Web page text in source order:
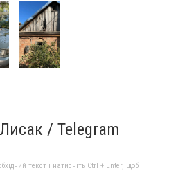
/ Telegram
текст і натисніть Ctrl + Enter, щоб